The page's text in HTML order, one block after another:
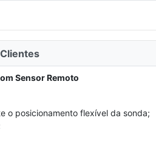
Sensor Remoto
o posicionamento flexível da sonda;